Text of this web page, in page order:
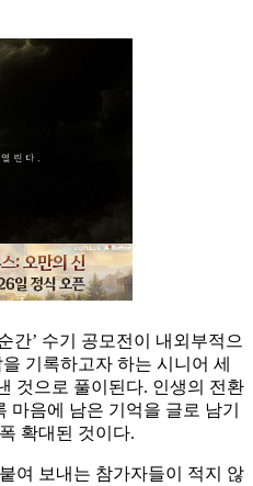
간’ 수기 공모전이 내외부적으
기록하고자 하는 시니어 세
것으로 풀이된다. 인생의 전환
마음에 남은 기억을 글로 남기
확대된 것이다.
여 보내는 참가자들이 적지 않